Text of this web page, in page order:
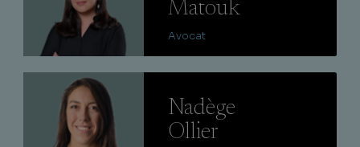
Matouk
Avocat
Nadège
Ollier